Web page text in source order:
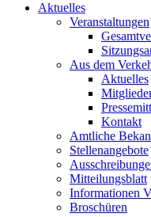
Aktuelles
Veranstaltungen
Aus dem
Aktuelles
Kontakt
Amtliche
Stellenangebote
Mitteilungsblatt
Informationen
Broschüren